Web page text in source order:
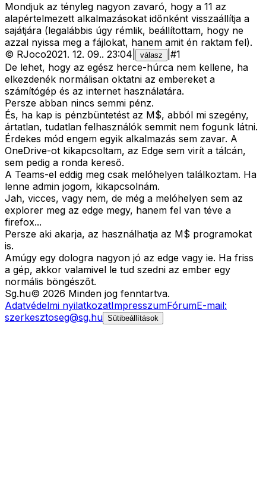
Mondjuk az tényleg nagyon zavaró, hogy a 11 az
alapértelmezett alkalmazásokat időnként visszaállítja a
sajátjára (legalábbis úgy rémlik, beállítottam, hogy ne
azzal nyissa meg a fájlokat, hanem amit én raktam fel).
© RJoco2021. 12. 09.. 23:04 válasz #1
De lehet, hogy az egész herce-húrca nem kellene, ha
elkezdenék normálisan oktatni az embereket a
számítógép és az internet használatára.
Persze abban nincs semmi pénz.
És, ha kap is pénzbüntetést az M$, abból mi szegény,
ártatlan, tudatlan felhasználók semmit nem fogunk látni.
Érdekes mód engem egyik alkalmazás sem zavar. A
OneDrive-ot kikapcsoltam, az Edge sem virít a tálcán,
sem pedig a ronda kereső.
A Teams-el eddig meg csak melóhelyen találkoztam. Ha
lenne admin jogom, kikapcsolnám.
Jah, vicces, vagy nem, de még a melóhelyen sem az
explorer meg az edge megy, hanem fel van téve a
firefox...
Persze aki akarja, az használhatja az M$ programokat
is.
Amúgy egy dologra nagyon jó az edge vagy ie. Ha friss
a gép, akkor valamivel le tud szedni az ember egy
normális böngészőt.
Sg.hu© 2026 Minden jog fenntartva.
Adatvédelmi nyilatkozatImpresszumFórumE-mail:
szerkesztoseg@sg.hu Sütibeállítások